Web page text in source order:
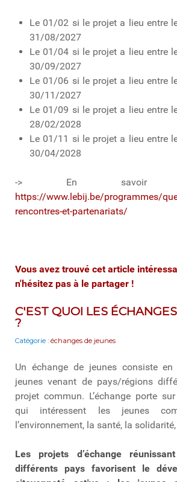
Le 01/02 si le projet a lieu entre
31/08/2027
Le 01/04 si le projet a lieu entre
30/09/2027
Le 01/06 si le projet a lieu entre
30/11/2027
Le 01/09 si le projet a lieu entre
28/02/2028
Le 01/11 si le projet a lieu entre
30/04/2028
-> En
https://www.lebij.be/programmes/
rencontres-et-partenariats/
Vous avez trouvé cet article
n'hésitez pas à le partager !
C'EST QUOI LES
?
Catégorie : échanges de jeunes
Un échange de jeunes consiste
jeunes venant de pays/régions
projet commun. L’échange porte
qui intéressent les jeunes
l’environnement, la santé, la
Les projets d’échange
différents pays favorisent le